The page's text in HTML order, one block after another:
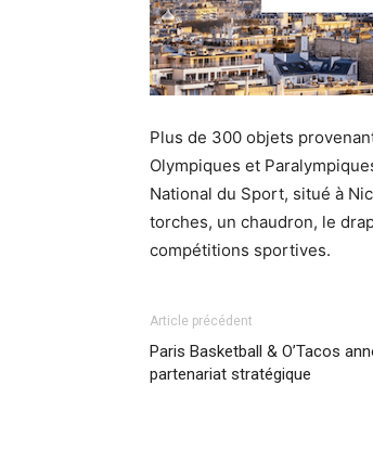
Plus de 300 objets
Olympiques et
National du Sport, situé à
torches, un chaudron, le
compétitions sportives.
Article précédent
Paris Basketball & O’Tacos
partenariat stratégique